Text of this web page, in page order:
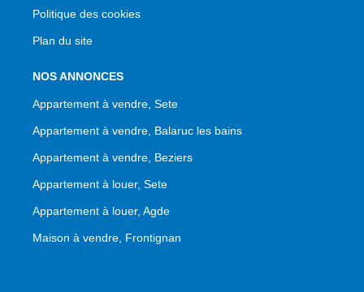
Politique des cookies
Plan du site
NOS ANNONCES
Appartement à vendre, Sete
Appartement à vendre, Balaruc les bains
Appartement à vendre, Beziers
Appartement à louer, Sete
Appartement à louer, Agde
Maison à vendre, Frontignan